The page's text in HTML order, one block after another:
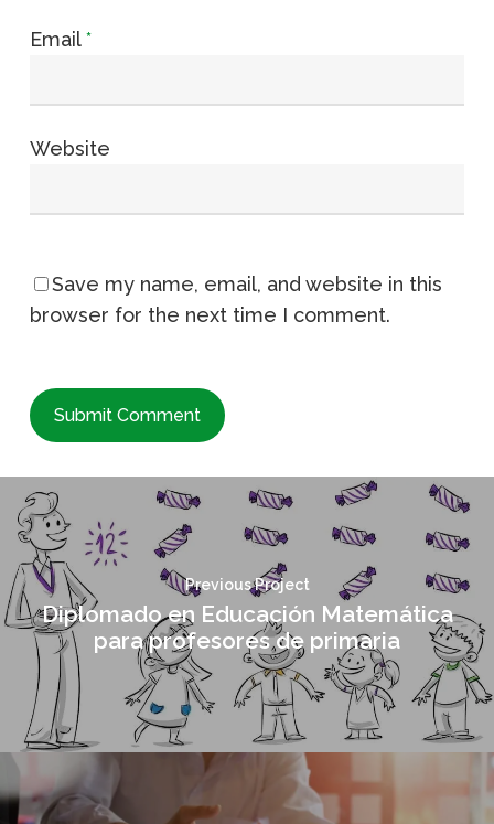
Email*
Website
Save my name, email, and website in this
browser for the next time I comment.
Previous Project
Diplomado en Educación Matemática
para profesores de primaria